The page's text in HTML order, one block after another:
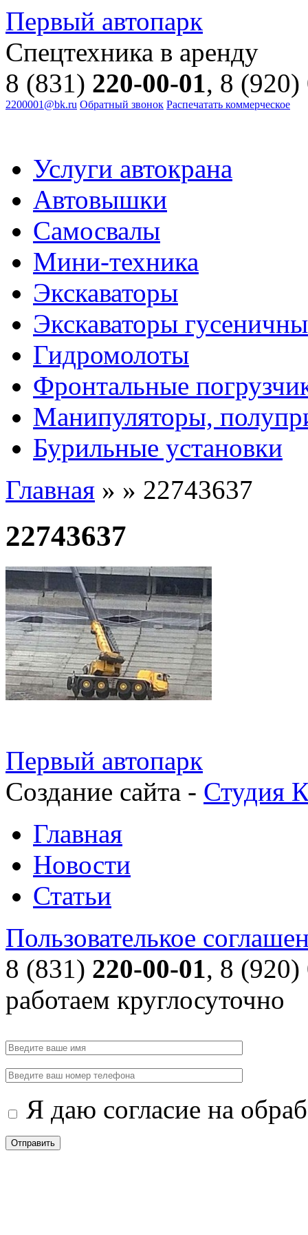
Первый автопарк
Спецтехника в аренду
8 (831) 220-00-01, 8 (920)
2200001@bk.ru Обратный звонок Распечатать коммерческое
Услуги автокрана
Автовышки
Самосвалы
Мини-техника
Экскаваторы
Экскаваторы
Гидромолоты
Фронтальные
Манипуляторы,
Бурильные установки
Главная » » 22743637
22743637
Первый автопарк
Создание сайта - Студия
Главная
Новости
Статьи
Пользователькое
8 (831) 220-00-01, 8 (920)
работаем круглосуточно
Я даю согласие на